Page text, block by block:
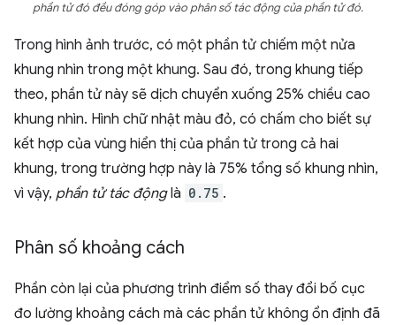
phần tử đó đều đóng góp vào phân số tác động của phần tử đó.
Trong hình ảnh trước, có một phần tử chiếm một nửa
khung nhìn trong một khung. Sau đó, trong khung tiếp
theo, phần tử này sẽ dịch chuyển xuống 25% chiều cao
khung nhìn. Hình chữ nhật màu đỏ, có chấm cho biết sự
kết hợp của vùng hiển thị của phần tử trong cả hai
khung, trong trường hợp này là 75% tổng số khung nhìn,
vì vậy, phần tử tác độnglà 0.75 .
Phân số khoảng cách
Phần còn lại của phương trình điểm số thay đổi bố cục
đo lường khoảng cách mà các phần tử không ổn định đã